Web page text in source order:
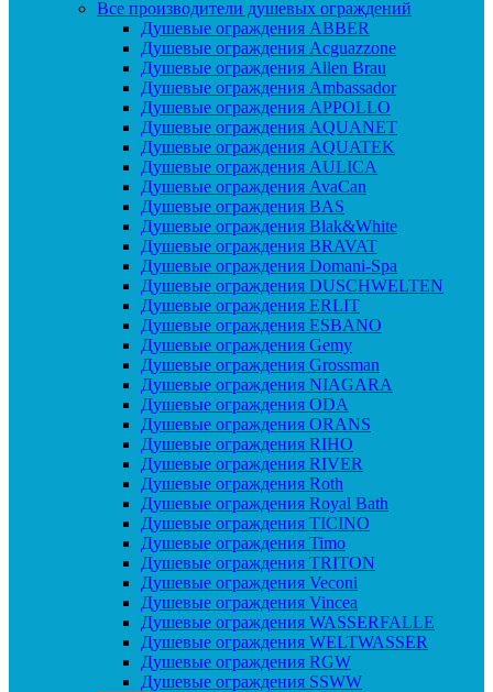
Все производители душевых ограждений
Душевые ограждения ABBER
Душевые ограждения Acguazzone
Душевые ограждения Allen Brau
Душевые ограждения Ambassador
Душевые ограждения APPOLLO
Душевые ограждения AQUANET
Душевые ограждения AQUATEK
Душевые ограждения AULICA
Душевые ограждения AvaCan
Душевые ограждения BAS
Душевые ограждения Blak&White
Душевые ограждения BRAVAT
Душевые ограждения Domani-Spa
Душевые ограждения DUSCHWELTEN
Душевые ограждения ERLIT
Душевые ограждения ESBANO
Душевые ограждения Gemy
Душевые ограждения Grossman
Душевые ограждения NIAGARA
Душевые ограждения ODA
Душевые ограждения ORANS
Душевые ограждения RIHO
Душевые ограждения RIVER
Душевые ограждения Roth
Душевые ограждения Royal Bath
Душевые ограждения TICINO
Душевые ограждения Timo
Душевые ограждения TRITON
Душевые ограждения Veconi
Душевые ограждения Vincea
Душевые ограждения WASSERFALLE
Душевые ограждения WELTWASSER
Душевые ограждения RGW
Душевые ограждения SSWW